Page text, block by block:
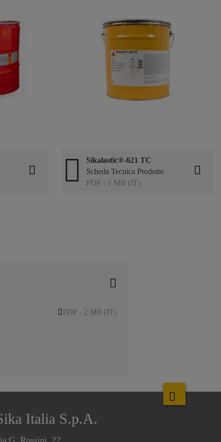
Sikalastic®-621 TC
Scheda Tecnica Prodotto
PDF - 1 MB (IT)
PDF - 2 MB (IT)
Italia S.p.A.
G. Rossini, 22